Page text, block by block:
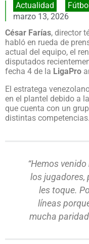
Actualidad
marzo 13, 2026
César Farías, director
habló en rueda de
actual del equipo, el
disputados
fecha 4 de la LigaPro
El estratega
en el plantel debido a
que cuenta con un
distintas competencias.
“Hemos
los jugadores,
les toque.
líneas
mucha